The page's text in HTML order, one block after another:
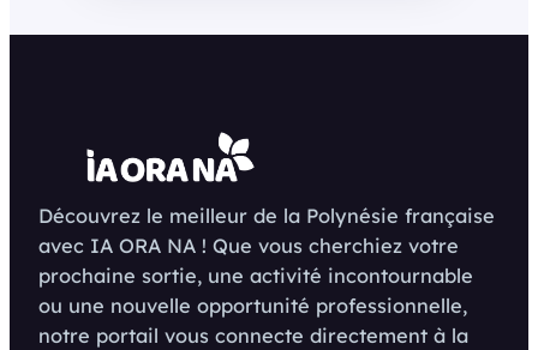
Découvrez le meilleur de la Polynésie française
avec IA ORA NA ! Que vous cherchiez votre
prochaine sortie, une activité incontournable
ou une nouvelle opportunité professionnelle,
notre portail vous connecte directement à la